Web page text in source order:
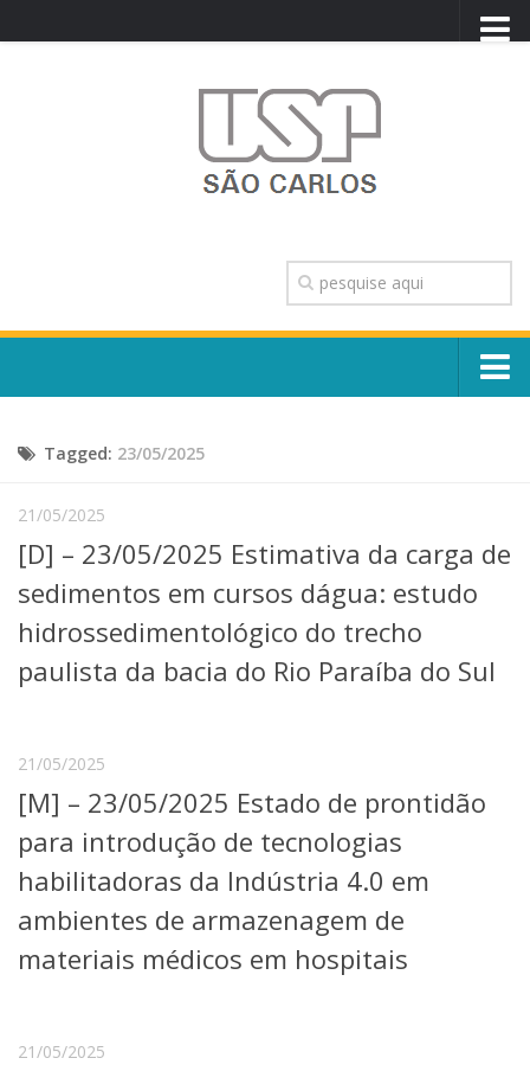
TRANSPARÊNCIA
OUVIDORIA
CONTATO
Escola, Institutos e Órgãos
Núcleos e Comissões
Telefones e Mapas
Graduação
Pós-Graduação
Pesquisa e Inovação
Linhas de Pesquisa
Centros, Núcleos e Projetos em Rede
Pós-doutorado
Iniciação Científica
Transferência de Tecnologia
Empresas Juniores
Extensão à Comunidade
Tagged: 23/05/2025
21/05/2025
[D] – 23/05/2025 Estimativa da carga de
sedimentos em cursos dágua: estudo
hidrossedimentológico do trecho
paulista da bacia do Rio Paraíba do Sul
21/05/2025
[M] – 23/05/2025 Estado de prontidão
para introdução de tecnologias
habilitadoras da Indústria 4.0 em
ambientes de armazenagem de
materiais médicos em hospitais
21/05/2025